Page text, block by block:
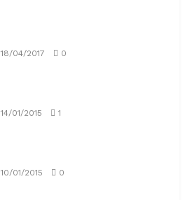
18/04/2017 0
14/01/2015 1
10/01/2015 0